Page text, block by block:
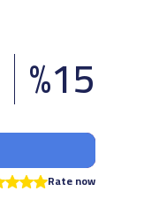
15
%
Rate now